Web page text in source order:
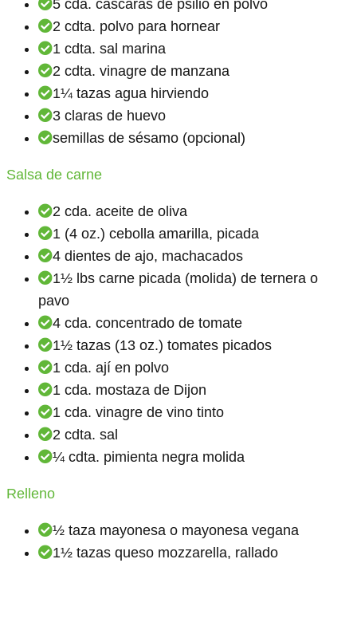
5 cda. cáscaras de psilio en polvo
2 cdta. polvo para hornear
1 cdta. sal marina
2 cdta. vinagre de manzana
1¼ tazas agua hirviendo
3 claras de huevo
semillas de sésamo (opcional)
Salsa de carne
2 cda. aceite de oliva
1 (4 oz.) cebolla amarilla, picada
4 dientes de ajo, machacados
1½ lbs carne picada (molida) de ternera o
pavo
4 cda. concentrado de tomate
1½ tazas (13 oz.) tomates picados
1 cda. ají en polvo
1 cda. mostaza de Dijon
1 cda. vinagre de vino tinto
2 cdta. sal
¼ cdta. pimienta negra molida
Relleno
½ taza mayonesa o mayonesa vegana
1½ tazas queso mozzarella, rallado